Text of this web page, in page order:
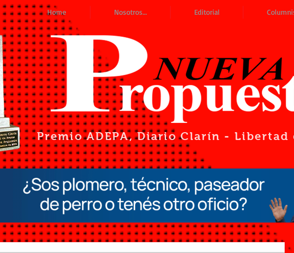
Home Nosotros... Editorial
Premio ADEPA, Diario Clarín - Libertad